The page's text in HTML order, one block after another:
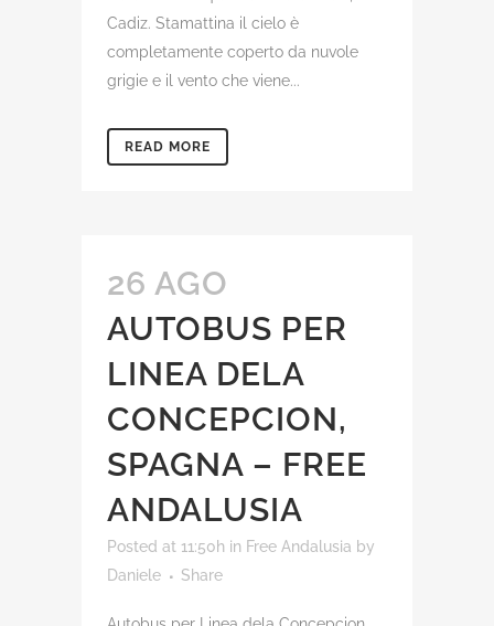
Cadiz. Stamattina il cielo è
completamente coperto da nuvole
grigie e il vento che viene...
READ MORE
26 AGO
AUTOBUS PER
LINEA DELA
CONCEPCION,
SPAGNA – FREE
ANDALUSIA
Posted at 11:50h in Free Andalusia by
Daniele
Share